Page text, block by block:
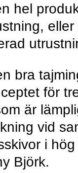
hel
bra
för
är
vid
i
Björk.